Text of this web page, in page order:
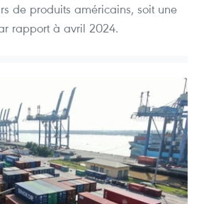
de produits américains, soit une
rapport à avril 2024.